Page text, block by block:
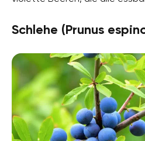
Schlehe (Prunus